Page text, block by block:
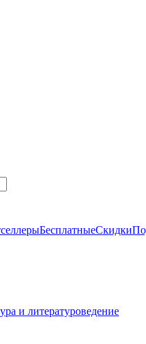
БесплатныеСкидки
и литературоведение